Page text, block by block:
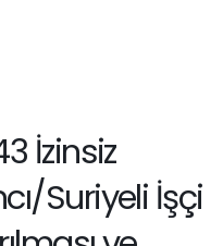
İzinsiz
Suriyeli İşçi